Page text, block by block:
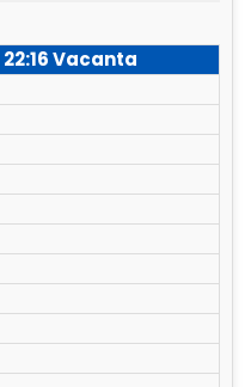
22:16Vacanta